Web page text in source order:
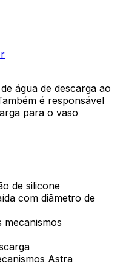
água de descarga ao
é responsável
para o vaso
de silicone
com diâmetro de
mecanismos
Astra